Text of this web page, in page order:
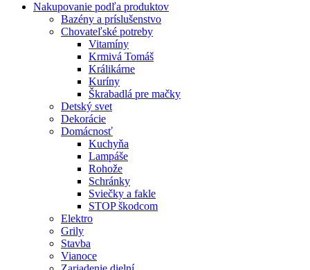
Nakupovanie podľa produktov
Bazény a príslušenstvo
Chovateľské potreby
Vitamíny
Krmivá Tomáš
Králikárne
Kuríny
Škrabadlá pre mačky
Detský svet
Dekorácie
Domácnosť
Kuchyňa
Lampáše
Rohože
Schránky
Sviečky a fakle
STOP škodcom
Elektro
Grily
Stavba
Vianoce